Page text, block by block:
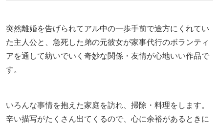
突然離婚を告げられてアル中の一歩手前で途方にくれてい
た主人公と、急死した弟の元彼女が家事代行のボランティ
アを通して紡いでいく奇妙な関係・友情が心地いい作品で
す。
いろんな事情を抱えた家庭を訪れ、掃除・料理をします。
辛い描写がたくさん出てくるので、心に余裕があるときに